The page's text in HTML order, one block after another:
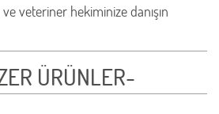
veteriner hekiminize danışın
ÜRÜNLER-